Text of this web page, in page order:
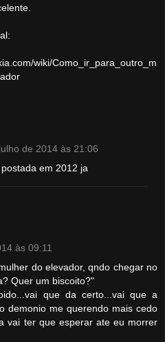
wiki/Como_ir_para_outro_m
de 2014 às 21:06
em 2012 ja
às 09:11
do elevador, qndo chegar no
Quer um biscoito?"
que da certo...vai que a
demonio me querendo mais cedo
vai ter que esperar ate eu morrer